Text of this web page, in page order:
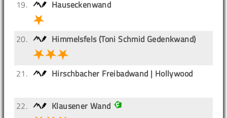
19. Hauseckenwand
20. Himmelsfels (Toni Schmid Gedenkwand)
21. Hirschbacher Freibadwand | Hollywood
22. Klausener Wand